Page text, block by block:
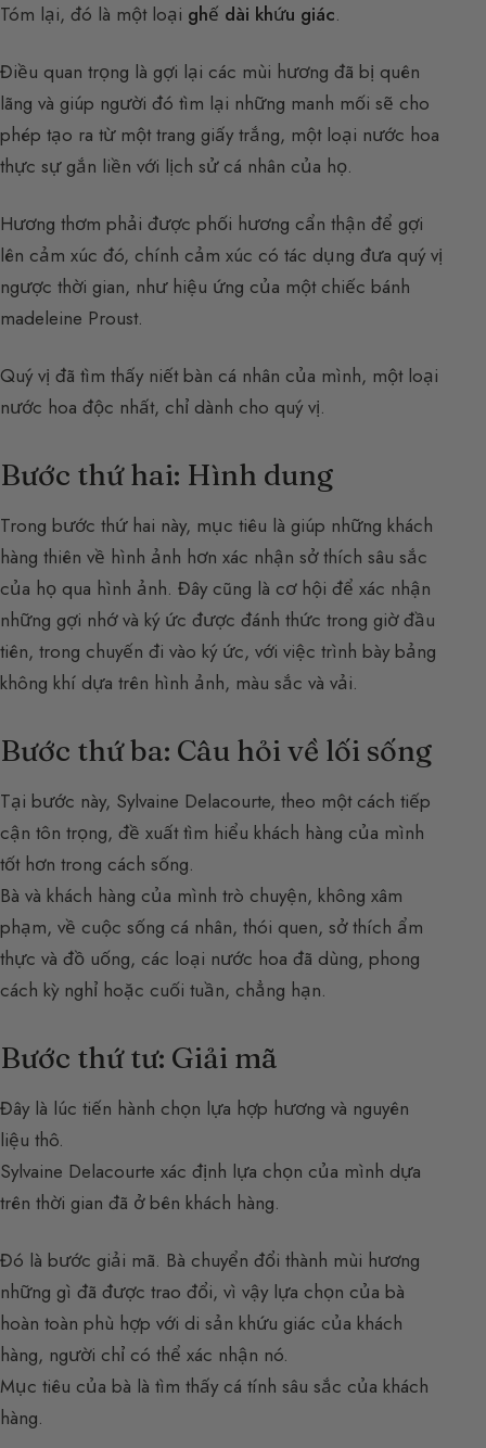
Tóm lại, đó là một loại ghế dài khứu giác.
Điều quan trọng là gợi lại các mùi hương đã bị quên
lãng và giúp người đó tìm lại những manh mối sẽ cho
phép tạo ra từ một trang giấy trắng, một loại nước hoa
thực sự gắn liền với lịch sử cá nhân của họ.
Hương thơm phải được phối hương cẩn thận để gợi
lên cảm xúc đó, chính cảm xúc có tác dụng đưa quý vị
ngược thời gian, như hiệu ứng của một chiếc bánh
madeleine Proust.
Quý vị đã tìm thấy niết bàn cá nhân của mình, một loại
nước hoa độc nhất, chỉ dành cho quý vị.
Bước thứ hai: Hình dung
Trong bước thứ hai này, mục tiêu là giúp những khách
hàng thiên về hình ảnh hơn xác nhận sở thích sâu sắc
của họ qua hình ảnh. Đây cũng là cơ hội để xác nhận
những gợi nhớ và ký ức được đánh thức trong giờ đầu
tiên, trong chuyến đi vào ký ức, với việc trình bày bảng
không khí dựa trên hình ảnh, màu sắc và vải.
Bước thứ ba: Câu hỏi về lối sống
Tại bước này, Sylvaine Delacourte, theo một cách tiếp
cận tôn trọng, đề xuất tìm hiểu khách hàng của mình
tốt hơn trong cách sống.
Bà và khách hàng của mình trò chuyện, không xâm
phạm, về cuộc sống cá nhân, thói quen, sở thích ẩm
thực và đồ uống, các loại nước hoa đã dùng, phong
cách kỳ nghỉ hoặc cuối tuần, chẳng hạn.
Bước thứ tư: Giải mã
Đây là lúc tiến hành chọn lựa hợp hương và nguyên
liệu thô.
Sylvaine Delacourte xác định lựa chọn của mình dựa
trên thời gian đã ở bên khách hàng.
Đó là bước giải mã. Bà chuyển đổi thành mùi hương
những gì đã được trao đổi, vì vậy lựa chọn của bà
hoàn toàn phù hợp với di sản khứu giác của khách
hàng, người chỉ có thể xác nhận nó.
Mục tiêu của bà là tìm thấy cá tính sâu sắc của khách
hàng.